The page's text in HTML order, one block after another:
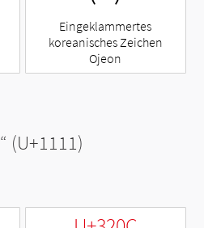
Eingeklammertes
koreanisches Zeichen
Ojeon
“ (U+1111)